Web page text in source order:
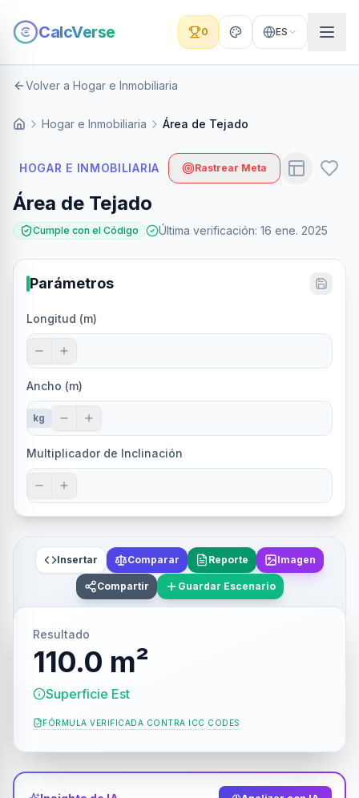
CalcVerse 0 ES
Volver a Hogar e Inmobiliaria
Hogar e Inmobiliaria Área de Tejado
HOGAR E INMOBILIARIA Rastrear Meta
Área de Tejado
Cumple con el Código Última verificación: 16 ene. 2025
Parámetros
Longitud (m)
Ancho (m)
kg
Multiplicador de Inclinación
Insertar Comparar Reporte Imagen
Compartir Guardar Escenario
Resultado
110.0 m²
Superficie Est
FÓRMULA VERIFICADA CONTRA ICC CODES